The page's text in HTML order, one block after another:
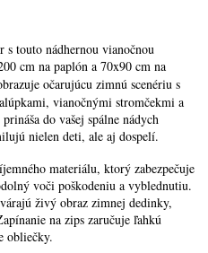
touto nádhernou vianočnou
cm na paplón a 70x90 cm na
očarujúcu zimnú scenériu s
vianočnými stromčekmi a
do vašej spálne nádych
nielen deti, ale aj dospelí.
materiálu, ktorý zabezpečuje
voči poškodeniu a vyblednutiu.
živý obraz zimnej dedinky,
na zips zaručuje ľahkú
obliečky.